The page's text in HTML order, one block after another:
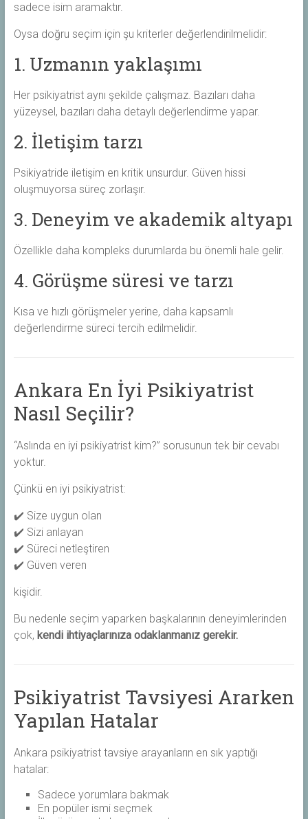
sadece isim aramaktır.
Oysa doğru seçim için şu kriterler değerlendirilmelidir:
1. Uzmanın yaklaşımı
Her psikiyatrist aynı şekilde çalışmaz. Bazıları daha
yüzeysel, bazıları daha detaylı değerlendirme yapar.
2. İletişim tarzı
Psikiyatride iletişim en kritik unsurdur. Güven hissi
oluşmuyorsa süreç zorlaşır.
3. Deneyim ve akademik altyapı
Özellikle daha kompleks durumlarda bu önemli hale gelir.
4. Görüşme süresi ve tarzı
Kısa ve hızlı görüşmeler yerine, daha kapsamlı
değerlendirme süreci tercih edilmelidir.
Ankara En İyi Psikiyatrist
Nasıl Seçilir?
“Aslında en iyi psikiyatrist kim?” sorusunun tek bir cevabı
yoktur.
Çünkü en iyi psikiyatrist:
✔️ Size uygun olan
✔️ Sizi anlayan
✔️ Süreci netleştiren
✔️ Güven veren
kişidir.
Bu nedenle seçim yaparken başkalarının deneyimlerinden
çok, kendi ihtiyaçlarınıza odaklanmanız gerekir.
Psikiyatrist Tavsiyesi Ararken
Yapılan Hatalar
Ankara psikiyatrist tavsiye arayanların en sık yaptığı
hatalar:
Sadece yorumlara bakmak
En popüler ismi seçmek